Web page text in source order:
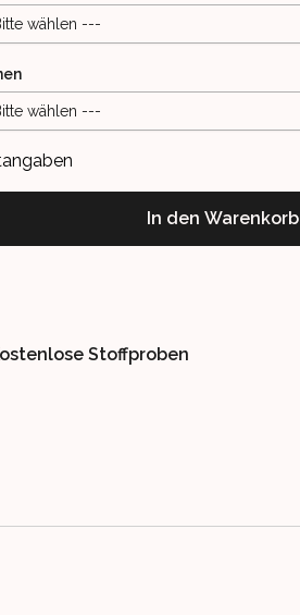
wählen ---
wählen ---
In den Warenkorb
Stoffproben